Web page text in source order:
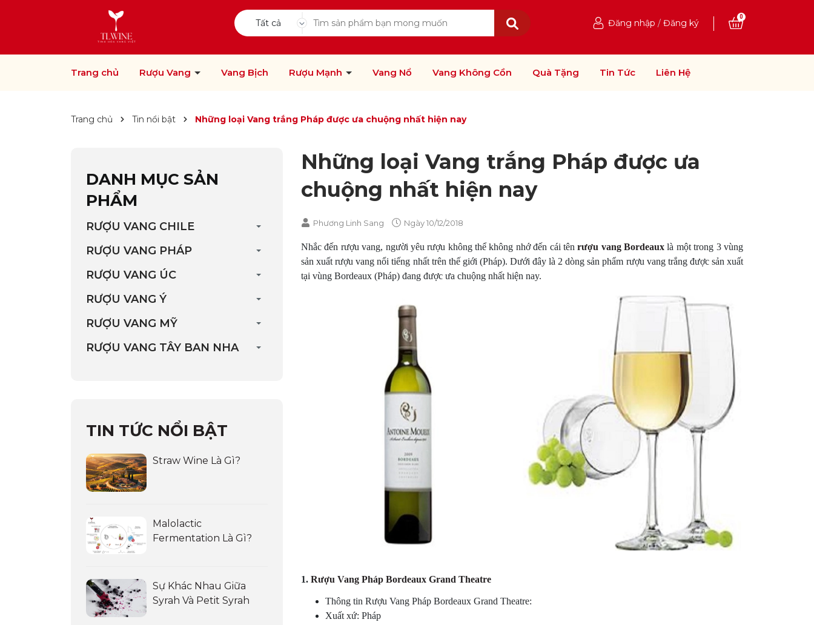
Tất cả Đăng nhập / Đăng ký
0
Trang chủ Rượu Vang Vang Bịch Rượu Mạnh Vang Nổ Vang Không Cồn Quà Tặng Tin Tức Liên Hệ
Trang chủ Tin nổi bật Những loại Vang trắng Pháp được ưa chuộng nhất hiện nay
Những loại Vang trắng Pháp được ưa
chuộng nhất hiện nay
Phương Linh Sang Ngày10/12/2018
Nhắc đến rượu vang, người yêu rượu không thể không nhớ đến cái tênrượu vang Bordeaux là một trong 3 vùng
sản xuất rượu vang nổi tiếng nhất trên thế giới (Pháp). Dưới đây là 2 dòng sản phẩm rượu vang trắng được sản xuất
tại vùng Bordeaux (Pháp) đang được ưa chuộng nhất hiện nay.
1. Rượu Vang Pháp Bordeaux Grand Theatre
Thông tin Rượu Vang Pháp Bordeaux Grand Theatre:
Xuất xứ: Pháp
DANH MỤC SẢN
PHẨM
RƯỢU VANG CHILE
RƯỢU VANG PHÁP
RƯỢU VANG ÚC
RƯỢU VANG Ý
RƯỢU VANG MỸ
RƯỢU VANG TÂY BAN NHA
TIN TỨC NỔI BẬT
Straw Wine Là Gì?
Malolactic
Fermentation Là Gì?
Sự Khác Nhau Giữa
Syrah Và Petit Syrah